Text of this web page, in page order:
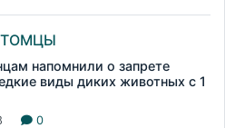
напомнили о запрете
виды диких животных с 1
0